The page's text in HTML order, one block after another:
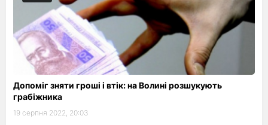
Допоміг зняти гроші і втік: на Волині розшукують
грабіжника
19 серпня 2022, 20:03